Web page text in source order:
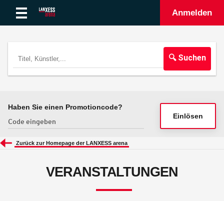
Anmelden
🔍 Suchen
Haben Sie einen Promotioncode?
Einlösen
Zurück zur Homepage der LANXESS arena
VERANSTALTUNGEN